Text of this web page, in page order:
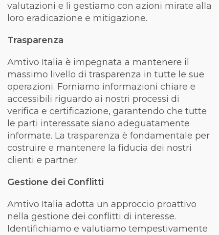
valutazioni e li gestiamo con azioni mirate alla
loro eradicazione e mitigazione.
Trasparenza
Amtivo Italia è impegnata a mantenere il
massimo livello di trasparenza in tutte le sue
operazioni. Forniamo informazioni chiare e
accessibili riguardo ai nostri processi di
verifica e certificazione, garantendo che tutte
le parti interessate siano adeguatamente
informate. La trasparenza è fondamentale per
costruire e mantenere la fiducia dei nostri
clienti e partner.
Gestione dei Conflitti
Amtivo Italia adotta un approccio proattivo
nella gestione dei conflitti di interesse.
Identifichiamo e valutiamo tempestivamente